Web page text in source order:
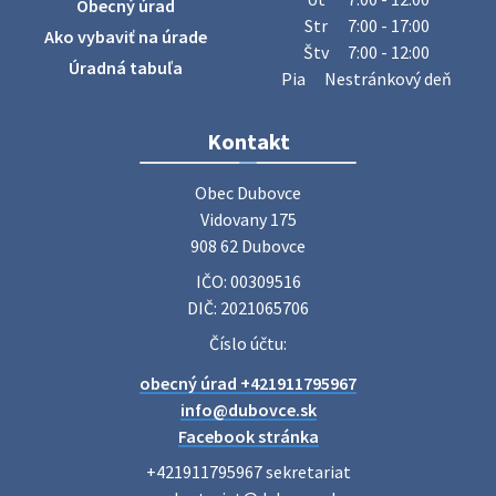
úradu budú od 8.00 hod. prechádzať obcou a zbierať
železný odpad …
27. júla 2026 06:31
Zájazd do Veľkého Medera
Základná organizácia Únie žien Slovenska Dubovce
srdečne pozýva svoje členky, ich rodinných príslušníkov aj
priateľov na jednodňový zájazd na termálne kúpalisko
Poradne komplexnej pomoci
diskrétne komplexné odborné poradenstvo. Tím
odborníkov Vám pomôžte nájsť riešenie v piatich kľúčových
oblastiach: právo rodina a v…
Obecný úrad
Ako vybaviť na úrade
Úradná tabuľa
Str
7:00 - 17:00
Štv
7:00 - 12:00
Pia
Nestránkový deň
Kontakt
Obec Dubovce
Vidovany 175
908 62 Dubovce
IČO: 00309516
DIČ: 2021065706
Číslo účtu:
obecný úrad +421911795967
info@dubovce.sk
Facebook stránka
+421911795967 sekretariat